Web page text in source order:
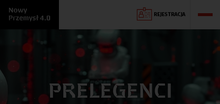
REJESTRACJA
PRELEGENCI